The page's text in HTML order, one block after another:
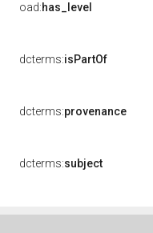
oad:has_level
dcterms:isPartOf
dcterms:provenance
dcterms:subject